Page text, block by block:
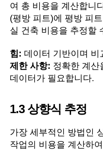
여 총 비용을 계산합니
(평방 피트)에 평방 피
실 건축 비용을 추정할
힘: 데이터 기반이며 비
제한 사항: 정확한 계산
데이터가 필요합니다.
1.3상향식 추정
가장 세부적인 방법인
작업의 비용을 계산하